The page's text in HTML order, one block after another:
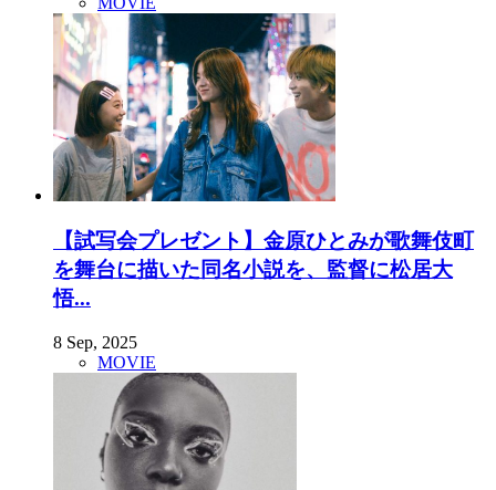
【試写会プレゼント】金原ひとみが歌舞伎町
を舞台に描いた同名小説を、監督に松居大
悟...
8 Sep, 2025
MOVIE